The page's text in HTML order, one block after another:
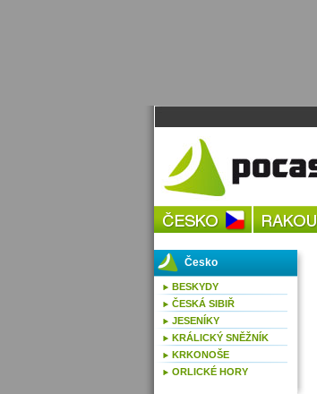
Česko
BESKYDY
ČESKÁ SIBIŘ
JESENÍKY
KRÁLICKÝ SNĚŽNÍK
KRKONOŠE
ORLICKÉ HORY